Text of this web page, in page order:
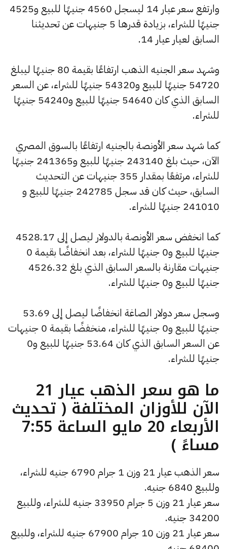
وارتفع سعر عيار 14 ليسجل 4560 جنيهًا للبيع و4525
جنيهًا للشراء، بزيادة قدرها 5 جنيهات عن تحديثنا
السابق لعيار عيار 14.
وشهد سعر الجنيه الذهب ارتفاعًا بقيمة 80 جنيهًا ليبلغ
54720 جنيهًا للبيع و54320 جنيهًا للشراء، عن السعر
السابق الذي كان 54640 جنيهًا للبيع و54240 جنيهًا
للشراء.
كما شهد سعر الأونصة بالجنيه ارتفاعًا بالسوق المصري
الآن، حيث بلغ 243140 جنيهًا للبيع و241365 جنيهًا
للشراء، مرتفعًا بمقدار 355 جنيهات عن التحديث
السابق، حيث كان قد سجل 242785 جنيهًا للبيع و
241010 جنيهًا للشراء.
كما انخفض سعر الأونصة بالدولار ليصل إلى 4528.17
جنيهًا للبيع و0 جنيهًا للشراء، بعد انخفاضًا بقيمة 0
جنيهات مقارنة بالسعر السابق الذي بلغ 4526.32
جنيهًا للبيع و0 جنيهًا للشراء.
وسجل سعر دولار الصاغة انخفاضًا ليصل إلى 53.69
جنيهًا للبيع و0 جنيهًا للشراء، منخفضًا بقيمة 0 جنيهات
عن السعر السابق الذي كان 53.64 جنيهًا للبيع و0
جنيهًا للشراء.
ما هو سعر الذهب عيار 21
الآن للأوزان المختلفة ( تحديث
الأربعاء 20 مايو الساعة 7:55
مساءً )
سعر الذهب عيار 21 وزن 1 جرام 6790 جنيه للشراء،
وللبيع 6840 جنيه.
سعر عيار 21 وزن 5 جرام 33950 جنيه للشراء، وللبيع
34200 جنيه.
سعر عيار 21 وزن 10 جرام 67900 جنيه للشراء، وللبيع